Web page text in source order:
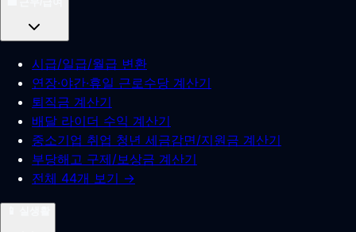
시급/일급/월급 변환
연장·야간·휴일 근로수당 계산기
퇴직금 계산기
배달 라이더 수익 계산기
중소기업 취업 청년 세금감면/지원금 계산기
부당해고 구제/보상금 계산기
전체 44개 보기 →